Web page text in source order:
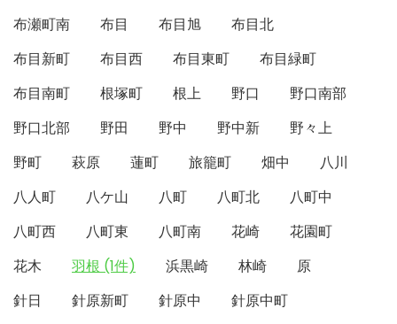
布瀬町南
布目 布目旭
布目北
布目新町
布目西 布目東町
布目緑町
布目南町
根塚町 根上 野口
野口南部
野口北部
野田 野中 野中新
野々上
野町
萩原 蓮町 旅籠町 畑中
八川
八人町
八ケ山 八町 八町北
八町中
八町西
八町東 八町南 花崎
花園町
花木
羽根 (1件) 浜黒崎 林崎
原
針日
針原新町 針原中 針原中町